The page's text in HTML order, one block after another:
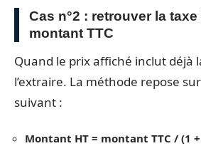
Cas n°2 : retrouver la taxe
montant TTC
Quand le prix affiché inclut déjà
l’extraire. La méthode repose
suivant :
Montant HT = montant TTC / (1